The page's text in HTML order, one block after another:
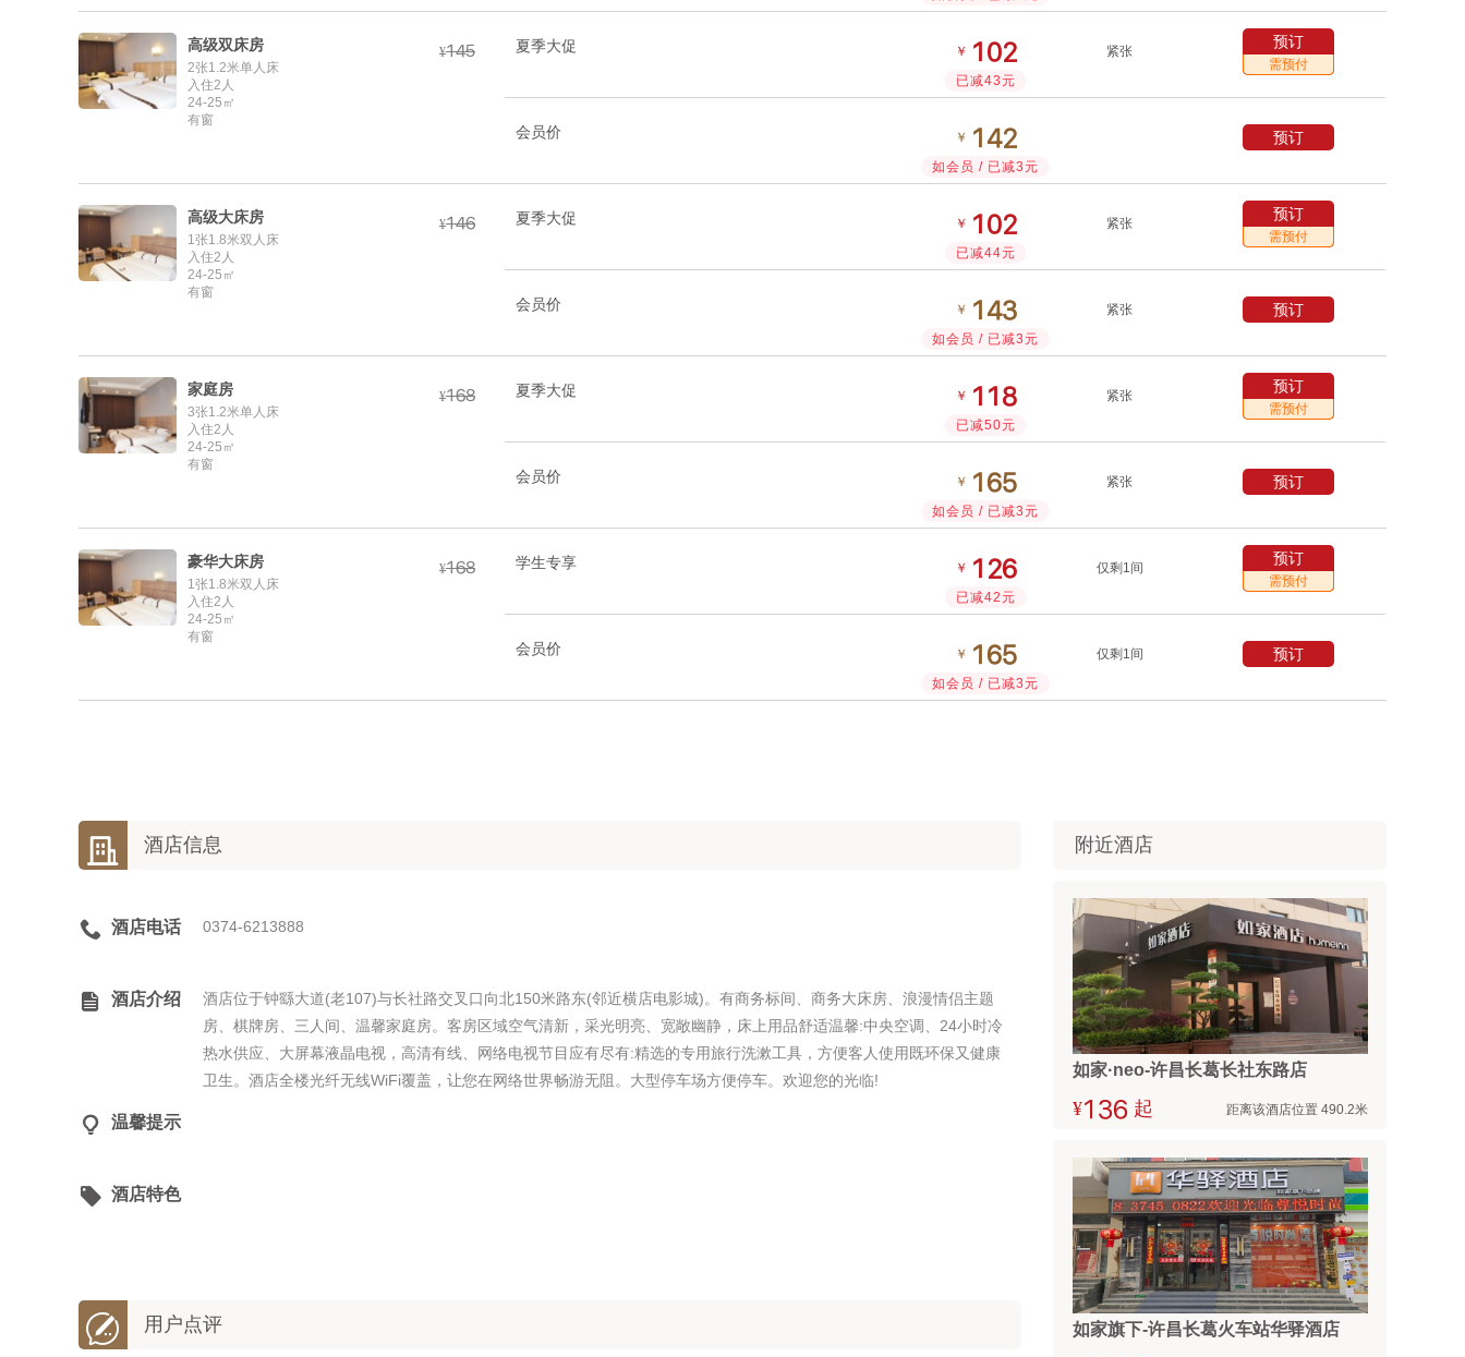
高级双床房
2张1.2米单人床
入住2人
24-25㎡
有窗
¥ 夏季大促 ￥  
已减43元
紧张
预订
需预付
会员价 ￥  
如会员 / 已减3元
预订
高级大床房
1张1.8米双人床
入住2人
24-25㎡
有窗
¥ 夏季大促 ￥  
已减44元
紧张
预订
需预付
会员价 ￥  
如会员 / 已减3元
紧张 预订
家庭房
3张1.2米单人床
入住2人
24-25㎡
有窗
¥ 夏季大促 ￥   
已减50元
紧张
预订
需预付
会员价 ￥  
如会员 / 已减3元
紧张 预订
豪华大床房
1张1.8米双人床
入住2人
24-25㎡
有窗
¥ 学生专享 ￥  
已减42元
仅剩1间
预订
需预付
会员价 ￥  
如会员 / 已减3元
仅剩1间 预订
 酒店信息
 酒店电话 0374-6213888
 酒店介绍
酒店位于钟繇大道(老107)与长社路交叉口向北150米路东(邻近横店电影城)。有商务标间、商务大床房、浪漫情侣主题
房、棋牌房、三人间、温馨家庭房。客房区域空气清新，采光明亮、宽敞幽静，床上用品舒适温馨:中央空调、24小时冷
热水供应、大屏幕液晶电视，高清有线、网络电视节目应有尽有:精选的专用旅行洗漱工具，方便客人使用既环保又健康
卫生。酒店全楼光纤无线WiFi覆盖，让您在网络世界畅游无阻。大型停车场方便停车。欢迎您的光临!
 温馨提示
 酒店特色
 用户点评
附近酒店
如家·neo-许昌长葛长社东路店
¥  起 距离该酒店位置 490.2米
如家旗下-许昌长葛火车站华驿酒店